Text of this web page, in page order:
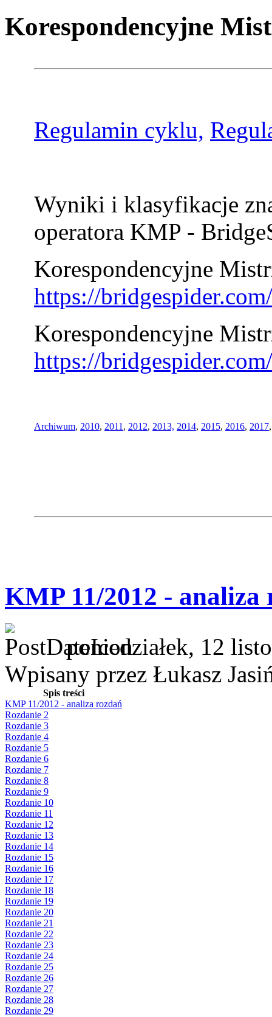
Korespondencyjne
Regulamin cyklu,
Wyniki i klasyfikacje
operatora KMP -
Korespondencyjne
https://
Korespondencyjne
https://
Archiwum, 2010, 2011 , 2012, 2013, 2014, 2015, 2016, 2017
KMP 11/2012 - analiza
poniedziałek, 12
Wpisany przez Łukasz
Spis treści
KMP 11/2012 - analiza rozdań
Rozdanie 2
Rozdanie 3
Rozdanie 4
Rozdanie 5
Rozdanie 6
Rozdanie 7
Rozdanie 8
Rozdanie 9
Rozdanie 10
Rozdanie 11
Rozdanie 12
Rozdanie 13
Rozdanie 14
Rozdanie 15
Rozdanie 16
Rozdanie 17
Rozdanie 18
Rozdanie 19
Rozdanie 20
Rozdanie 21
Rozdanie 22
Rozdanie 23
Rozdanie 24
Rozdanie 25
Rozdanie 26
Rozdanie 27
Rozdanie 28
Rozdanie 29